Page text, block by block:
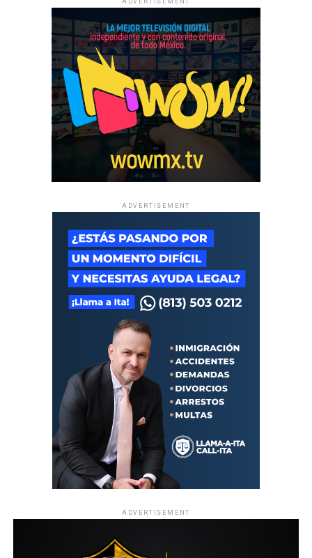
ADVERTISEMENT
ADVERTISEMENT
ADVERTISEMENT